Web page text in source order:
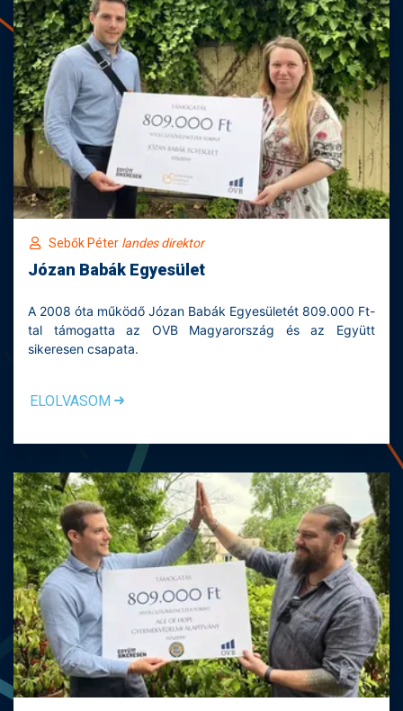
Sebők Péter landes direktor
Józan Babák Egyesület
A 2008 óta működő Józan Babák Egyesületét 809.000 Ft-
tal támogatta az OVB Magyarország és az Együtt
sikeresen csapata.
ELOLVASOM